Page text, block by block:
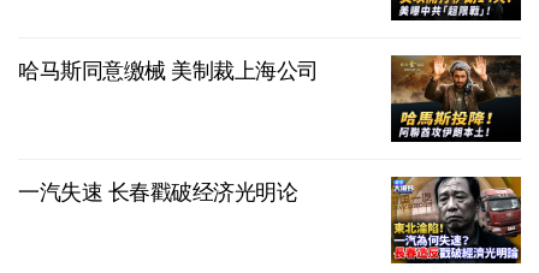
哈马斯同意缴械 美制裁上海公司
一汽失速 长春戳破经济光明论